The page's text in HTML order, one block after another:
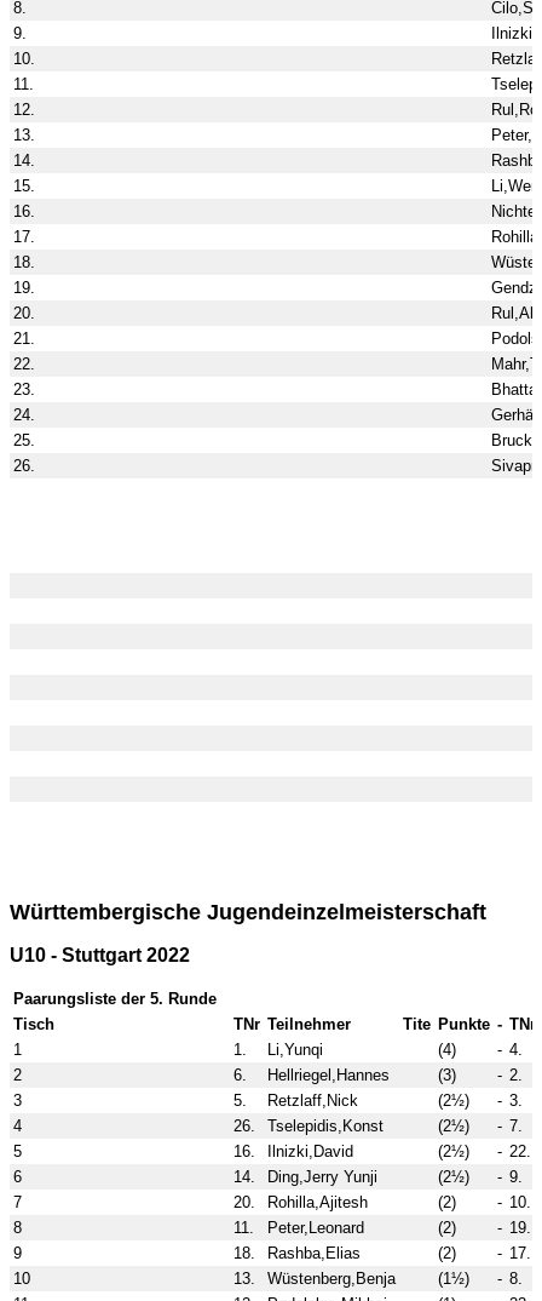
8.
9.
10.
11.
12.
13.
14.
15.
16.
17.
18.
19.
20.
21.
22.
23.
24.
25.
26.
Württembergische Jugendeinzelmeisterschaft
U10 - Stuttgart 2022
Paarungsliste der 5. Runde
Tisch
TNr Teilnehmer Tite Punkte - TNr
1
1. Li,Yunqi (4) - 4.
2
6. Hellriegel,Hannes (3) - 2.
3
5. Retzlaff,Nick (2½) - 3.
4
26. Tselepidis,Konst (2½) - 7.
5
16. Ilnizki,David (2½) - 22.
6
14. Ding,Jerry Yunji (2½) - 9.
7
20. Rohilla,Ajitesh (2) - 10.
8
11. Peter,Leonard (2) - 19.
9
18. Rashba,Elias (2) - 17.
10
13. Wüstenberg,Benja (1½) - 8.